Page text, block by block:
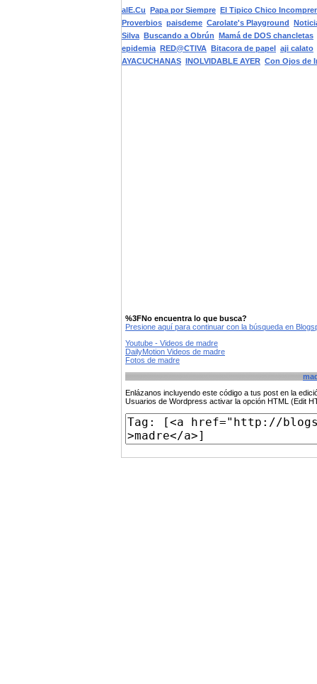
alE.Cu Papa por Siempre El Tipico Chico
Proverbios paisdeme Carolate's Playground
Silva Buscando a Obrún Mamá de DOS chancletas
epidemia RED@CTIVA Bitacora de papel aji calato
AYACUCHANAS INOLVIDABLE AYER Con Ojos de
%3FNo encuentra lo que busca?
Presione aquí para continuar con la búsqueda en
Youtube - Videos de madre
DailyMotion Videos de madre
Fotos de madre
Enlázanos incluyendo este código a tus post en la
Usuarios de Wordpress activar la opción HTML (Edit